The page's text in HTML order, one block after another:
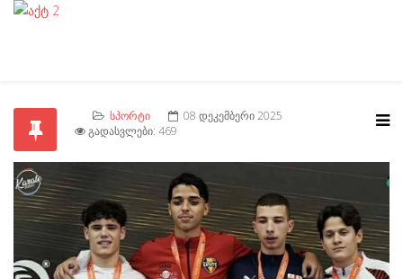
ᲡᲞᲝᲠᲢᲘ
08 ᲓᲔᲙᲔᲛᲑᲔᲠᲘ 2025
ᲒᲐᲓᲐᲡᲕᲚᲔᲑᲘ: 469